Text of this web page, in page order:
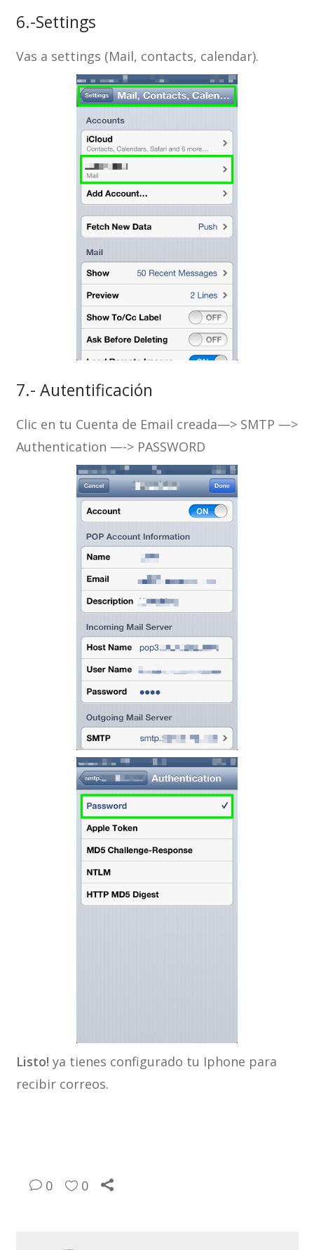
6.-Settings
Vas a settings (Mail, contacts, calendar).
7.- Autentificación
Clic en tu Cuenta de Email creada—> SMTP —>
Authentication —-> PASSWORD
Listo! ya tienes configurado tu Iphone para
recibir correos.
0 0